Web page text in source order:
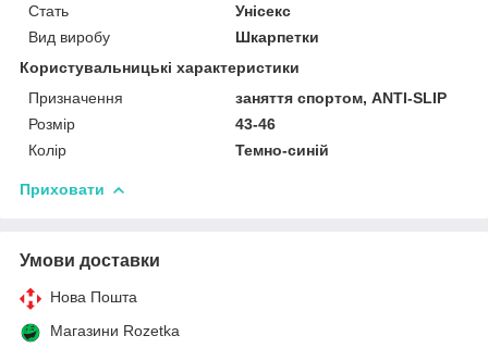
Стать
Унісекс
Вид виробу
Шкарпетки
Користувальницькі характеристики
Призначення
заняття спортом, ANTI-SLIP
Розмір
43-46
Колір
Темно-синій
Приховати
Умови доставки
Нова Пошта
Магазини Rozetka